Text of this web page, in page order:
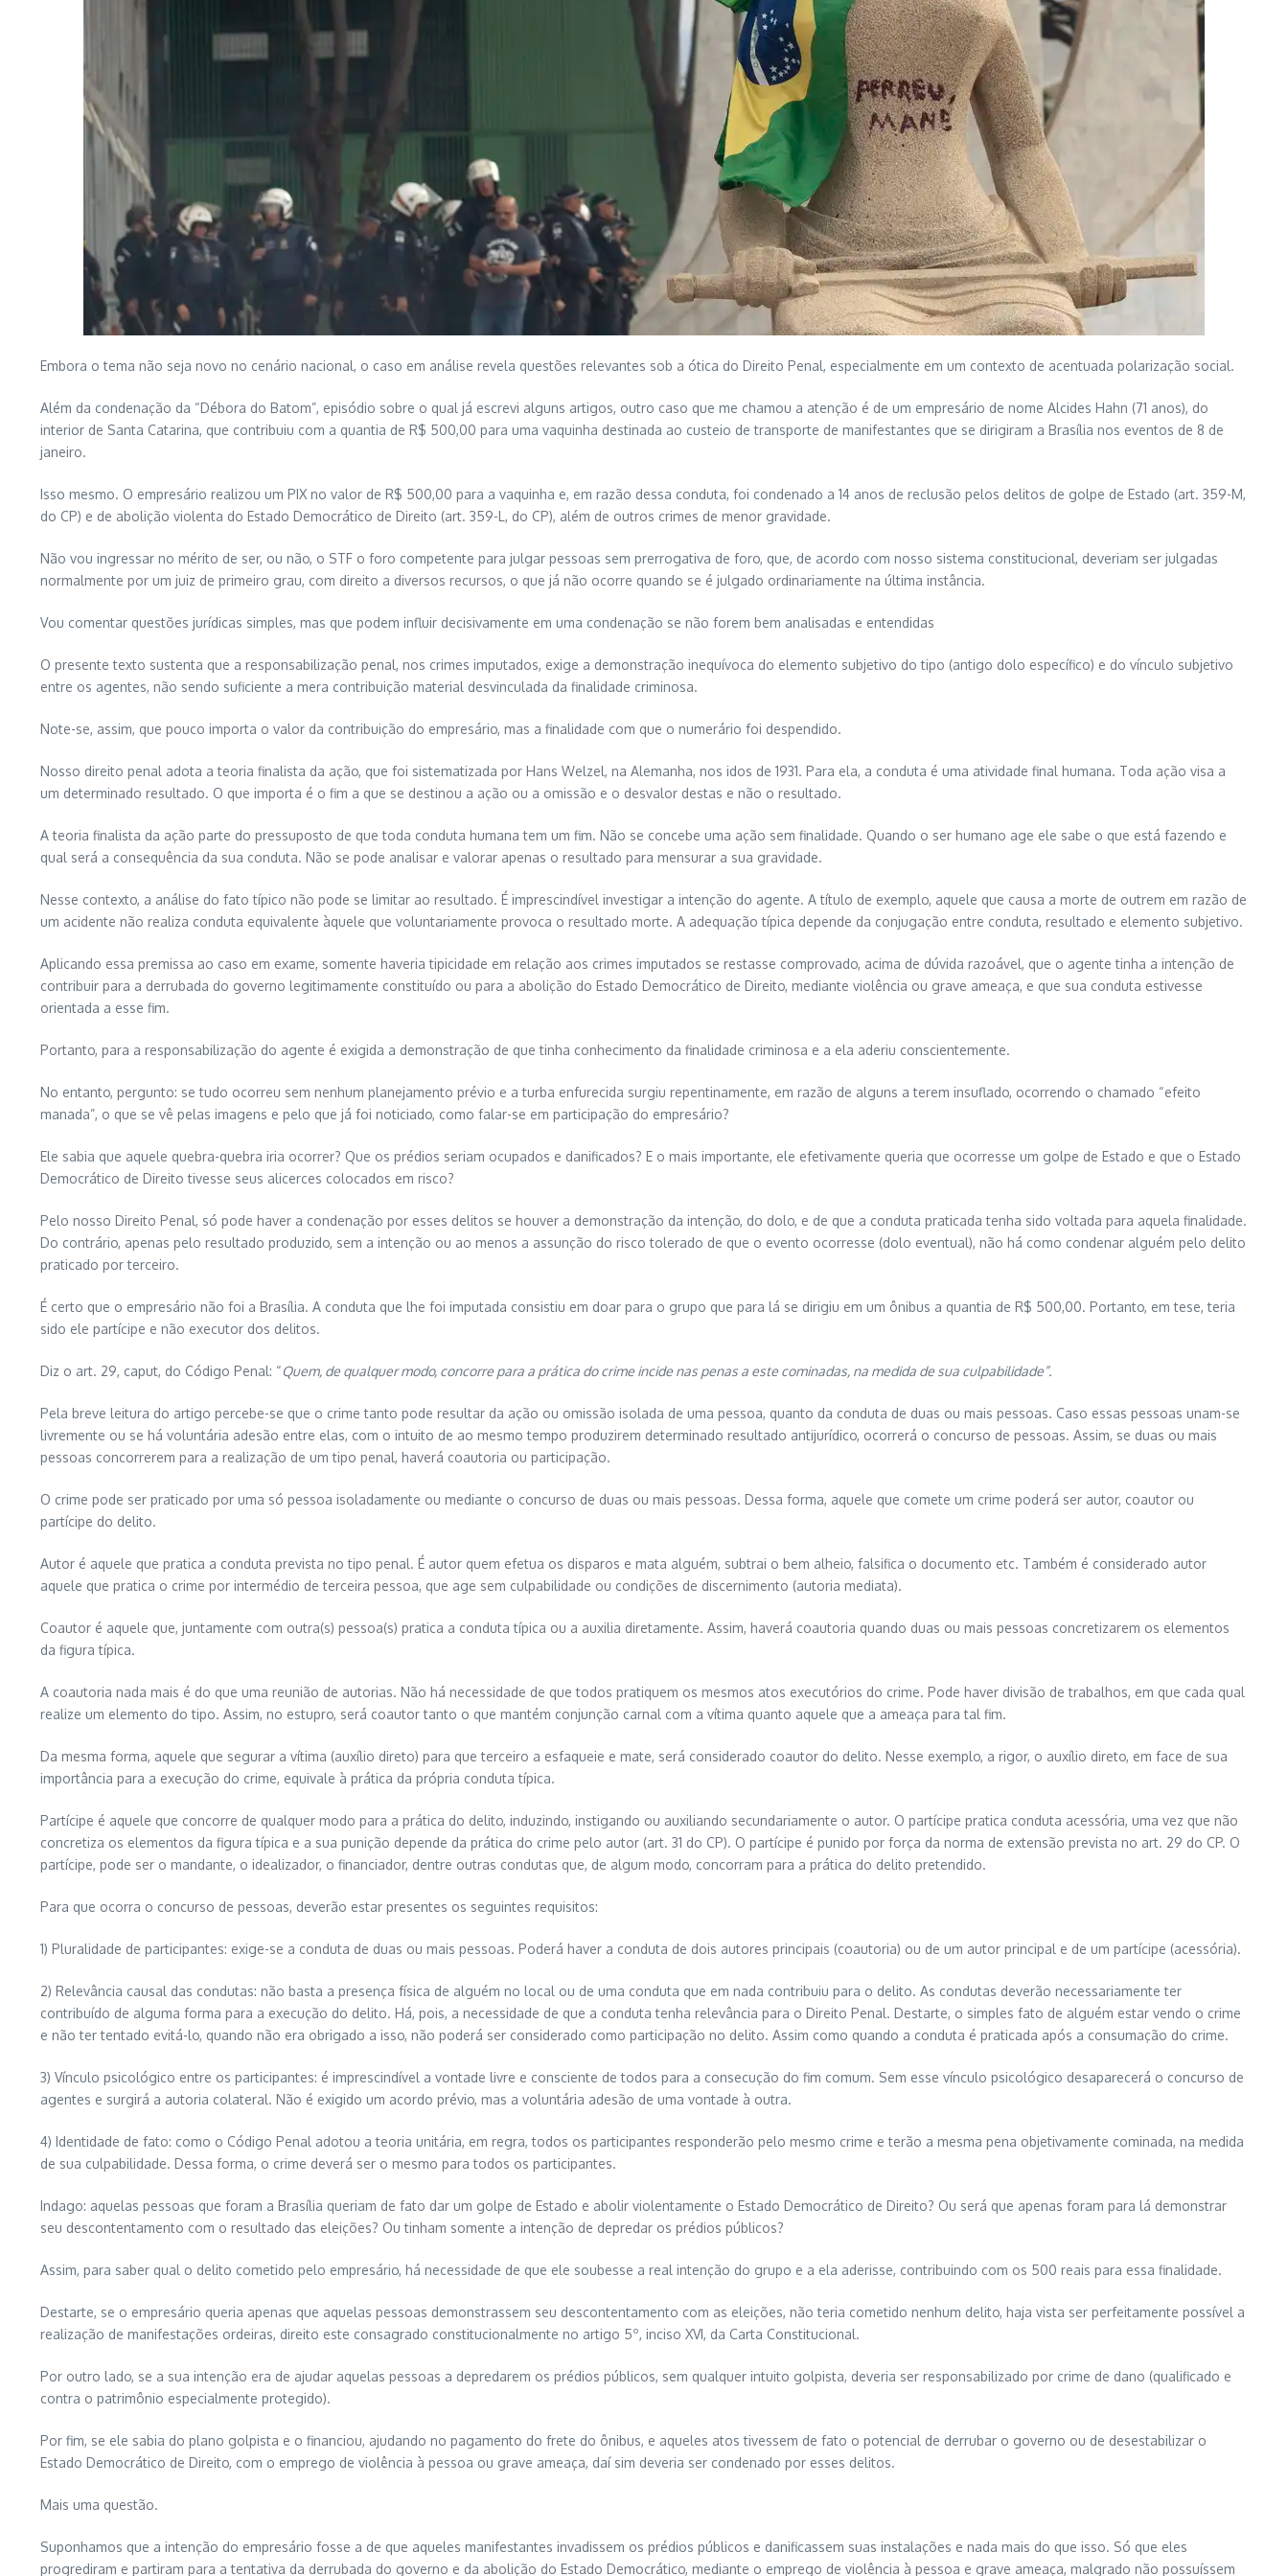
Embora o tema não seja novo no cenário nacional, o caso em análise revela questões relevantes sob a ótica do Direito Penal, especialmente em um contexto de acentuada polarização social.
Além da condenação da “Débora do Batom”, episódio sobre o qual já escrevi alguns artigos, outro caso que me chamou a atenção é de um empresário de nome Alcides Hahn (71 anos), do
interior de Santa Catarina, que contribuiu com a quantia de R$ 500,00 para uma vaquinha destinada ao custeio de transporte de manifestantes que se dirigiram a Brasília nos eventos de 8 de
janeiro.
Isso mesmo. O empresário realizou um PIX no valor de R$ 500,00 para a vaquinha e, em razão dessa conduta, foi condenado a 14 anos de reclusão pelos delitos de golpe de Estado (art. 359-M,
do CP) e de abolição violenta do Estado Democrático de Direito (art. 359-L, do CP), além de outros crimes de menor gravidade.
Não vou ingressar no mérito de ser, ou não, o STF o foro competente para julgar pessoas sem prerrogativa de foro, que, de acordo com nosso sistema constitucional, deveriam ser julgadas
normalmente por um juiz de primeiro grau, com direito a diversos recursos, o que já não ocorre quando se é julgado ordinariamente na última instância.
Vou comentar questões jurídicas simples, mas que podem influir decisivamente em uma condenação se não forem bem analisadas e entendidas
O presente texto sustenta que a responsabilização penal, nos crimes imputados, exige a demonstração inequívoca do elemento subjetivo do tipo (antigo dolo específico) e do vínculo subjetivo
entre os agentes, não sendo suficiente a mera contribuição material desvinculada da finalidade criminosa.
Note-se, assim, que pouco importa o valor da contribuição do empresário, mas a finalidade com que o numerário foi despendido.
Nosso direito penal adota a teoria finalista da ação, que foi sistematizada por Hans Welzel, na Alemanha, nos idos de 1931. Para ela, a conduta é uma atividade final humana. Toda ação visa a
um determinado resultado. O que importa é o fim a que se destinou a ação ou a omissão e o desvalor destas e não o resultado.
A teoria finalista da ação parte do pressuposto de que toda conduta humana tem um fim. Não se concebe uma ação sem finalidade. Quando o ser humano age ele sabe o que está fazendo e
qual será a consequência da sua conduta. Não se pode analisar e valorar apenas o resultado para mensurar a sua gravidade.
Nesse contexto, a análise do fato típico não pode se limitar ao resultado. É imprescindível investigar a intenção do agente. A título de exemplo, aquele que causa a morte de outrem em razão de
um acidente não realiza conduta equivalente àquele que voluntariamente provoca o resultado morte. A adequação típica depende da conjugação entre conduta, resultado e elemento subjetivo.
Aplicando essa premissa ao caso em exame, somente haveria tipicidade em relação aos crimes imputados se restasse comprovado, acima de dúvida razoável, que o agente tinha a intenção de
contribuir para a derrubada do governo legitimamente constituído ou para a abolição do Estado Democrático de Direito, mediante violência ou grave ameaça, e que sua conduta estivesse
orientada a esse fim.
Portanto, para a responsabilização do agente é exigida a demonstração de que tinha conhecimento da finalidade criminosa e a ela aderiu conscientemente.
No entanto, pergunto: se tudo ocorreu sem nenhum planejamento prévio e a turba enfurecida surgiu repentinamente, em razão de alguns a terem insuflado, ocorrendo o chamado “efeito
manada”, o que se vê pelas imagens e pelo que já foi noticiado, como falar-se em participação do empresário?
Ele sabia que aquele quebra-quebra iria ocorrer? Que os prédios seriam ocupados e danificados? E o mais importante, ele efetivamente queria que ocorresse um golpe de Estado e que o Estado
Democrático de Direito tivesse seus alicerces colocados em risco?
Pelo nosso Direito Penal, só pode haver a condenação por esses delitos se houver a demonstração da intenção, do dolo, e de que a conduta praticada tenha sido voltada para aquela finalidade.
Do contrário, apenas pelo resultado produzido, sem a intenção ou ao menos a assunção do risco tolerado de que o evento ocorresse (dolo eventual), não há como condenar alguém pelo delito
praticado por terceiro.
É certo que o empresário não foi a Brasília. A conduta que lhe foi imputada consistiu em doar para o grupo que para lá se dirigiu em um ônibus a quantia de R$ 500,00. Portanto, em tese, teria
sido ele partícipe e não executor dos delitos.
Diz o art. 29, caput, do Código Penal: “Quem, de qualquer modo, concorre para a prática do crime incide nas penas a este cominadas, na medida de sua culpabilidade”.
Pela breve leitura do artigo percebe-se que o crime tanto pode resultar da ação ou omissão isolada de uma pessoa, quanto da conduta de duas ou mais pessoas. Caso essas pessoas unam-se
livremente ou se há voluntária adesão entre elas, com o intuito de ao mesmo tempo produzirem determinado resultado antijurídico, ocorrerá o concurso de pessoas. Assim, se duas ou mais
pessoas concorrerem para a realização de um tipo penal, haverá coautoria ou participação.
O crime pode ser praticado por uma só pessoa isoladamente ou mediante o concurso de duas ou mais pessoas. Dessa forma, aquele que comete um crime poderá ser autor, coautor ou
partícipe do delito.
Autor é aquele que pratica a conduta prevista no tipo penal. É autor quem efetua os disparos e mata alguém, subtrai o bem alheio, falsifica o documento etc. Também é considerado autor
aquele que pratica o crime por intermédio de terceira pessoa, que age sem culpabilidade ou condições de discernimento (autoria mediata).
Coautor é aquele que, juntamente com outra(s) pessoa(s) pratica a conduta típica ou a auxilia diretamente. Assim, haverá coautoria quando duas ou mais pessoas concretizarem os elementos
da figura típica.
A coautoria nada mais é do que uma reunião de autorias. Não há necessidade de que todos pratiquem os mesmos atos executórios do crime. Pode haver divisão de trabalhos, em que cada qual
realize um elemento do tipo. Assim, no estupro, será coautor tanto o que mantém conjunção carnal com a vítima quanto aquele que a ameaça para tal fim.
Da mesma forma, aquele que segurar a vítima (auxílio direto) para que terceiro a esfaqueie e mate, será considerado coautor do delito. Nesse exemplo, a rigor, o auxílio direto, em face de sua
importância para a execução do crime, equivale à prática da própria conduta típica.
Partícipe é aquele que concorre de qualquer modo para a prática do delito, induzindo, instigando ou auxiliando secundariamente o autor. O partícipe pratica conduta acessória, uma vez que não
concretiza os elementos da figura típica e a sua punição depende da prática do crime pelo autor (art. 31 do CP). O partícipe é punido por força da norma de extensão prevista no art. 29 do CP. O
partícipe, pode ser o mandante, o idealizador, o financiador, dentre outras condutas que, de algum modo, concorram para a prática do delito pretendido.
Para que ocorra o concurso de pessoas, deverão estar presentes os seguintes requisitos:
1) Pluralidade de participantes: exige-se a conduta de duas ou mais pessoas. Poderá haver a conduta de dois autores principais (coautoria) ou de um autor principal e de um partícipe (acessória).
2) Relevância causal das condutas: não basta a presença física de alguém no local ou de uma conduta que em nada contribuiu para o delito. As condutas deverão necessariamente ter
contribuído de alguma forma para a execução do delito. Há, pois, a necessidade de que a conduta tenha relevância para o Direito Penal. Destarte, o simples fato de alguém estar vendo o crime
e não ter tentado evitá-lo, quando não era obrigado a isso, não poderá ser considerado como participação no delito. Assim como quando a conduta é praticada após a consumação do crime.
3) Vínculo psicológico entre os participantes: é imprescindível a vontade livre e consciente de todos para a consecução do fim comum. Sem esse vínculo psicológico desaparecerá o concurso de
agentes e surgirá a autoria colateral. Não é exigido um acordo prévio, mas a voluntária adesão de uma vontade à outra.
4) Identidade de fato: como o Código Penal adotou a teoria unitária, em regra, todos os participantes responderão pelo mesmo crime e terão a mesma pena objetivamente cominada, na medida
de sua culpabilidade. Dessa forma, o crime deverá ser o mesmo para todos os participantes.
Indago: aquelas pessoas que foram a Brasília queriam de fato dar um golpe de Estado e abolir violentamente o Estado Democrático de Direito? Ou será que apenas foram para lá demonstrar
seu descontentamento com o resultado das eleições? Ou tinham somente a intenção de depredar os prédios públicos?
Assim, para saber qual o delito cometido pelo empresário, há necessidade de que ele soubesse a real intenção do grupo e a ela aderisse, contribuindo com os 500 reais para essa finalidade.
Destarte, se o empresário queria apenas que aquelas pessoas demonstrassem seu descontentamento com as eleições, não teria cometido nenhum delito, haja vista ser perfeitamente possível a
realização de manifestações ordeiras, direito este consagrado constitucionalmente no artigo 5º, inciso XVI, da Carta Constitucional.
Por outro lado, se a sua intenção era de ajudar aquelas pessoas a depredarem os prédios públicos, sem qualquer intuito golpista, deveria ser responsabilizado por crime de dano (qualificado e
contra o patrimônio especialmente protegido).
Por fim, se ele sabia do plano golpista e o financiou, ajudando no pagamento do frete do ônibus, e aqueles atos tivessem de fato o potencial de derrubar o governo ou de desestabilizar o
Estado Democrático de Direito, com o emprego de violência à pessoa ou grave ameaça, daí sim deveria ser condenado por esses delitos.
Mais uma questão.
Suponhamos que a intenção do empresário fosse a de que aqueles manifestantes invadissem os prédios públicos e danificassem suas instalações e nada mais do que isso. Só que eles
progrediram e partiram para a tentativa da derrubada do governo e da abolição do Estado Democrático, mediante o emprego de violência à pessoa e grave ameaça, malgrado não possuíssem